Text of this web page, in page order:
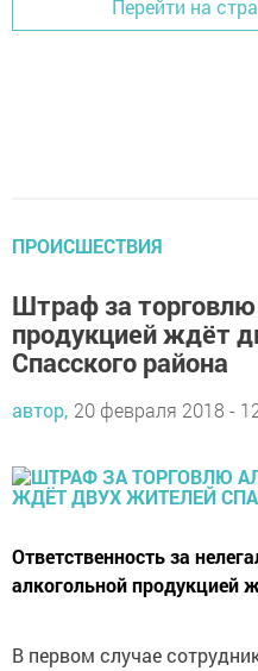
Перейти на
ПРОИСШЕСТВИЯ
Штраф за торговлю
продукцией ждёт
Спасского района
автор, 20 февраля 2018 -
Ответственность за
алкогольной продукцией
В первом случае